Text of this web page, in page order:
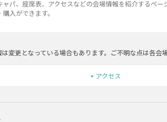
ャパ、座席表、アクセスなどの会場情報を紹介するペ
入ができます。
変更となっている場合もあります。ご不明な点は各会
アクセス